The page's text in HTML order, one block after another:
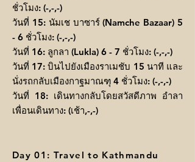
ชั่วโมง: (-,-,-)
วันที่ 15: นัมเช บาซาร์ (Namche Bazaar) 5
- 6 ชั่วโมง: (-,-,-)
วันที่ 16: ลูกลา (Lukla) 6 - 7 ชั่วโมง: (-,-,-)
วันที่ 17: บินไปยังเมืองราเมชับ 15 นาที และ
นั่งรถกลับเมืองกาฐมาณฑุ 4 ชั่วโมง: (-,-,-)
วันที่ 18: เดินทางกลับโดยสวัสดีภาพ อำลา
เพื่อนเดินทาง: (เช้า,-,-)
Day 01: Travel to Kathmandu